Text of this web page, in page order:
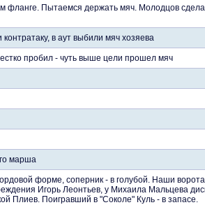
фланге. Пытаемся держать мяч. Молодцов
в аут выбили мяч хозяева
пробил - чуть выше цели прошел мяч
марша
форме, соперник - в голубой. Наши
Игорь Леонтьев, у Михаила Мальцева
Плиев. Поигравший в "Соколе" Куль - в запасе.